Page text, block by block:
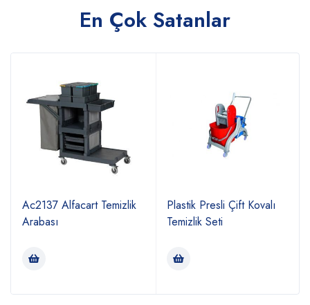
En Çok Satanlar
Ac2137 Alfacart Temizlik
Arabası
Plastik Presli Çift Kovalı
Temizlik Seti